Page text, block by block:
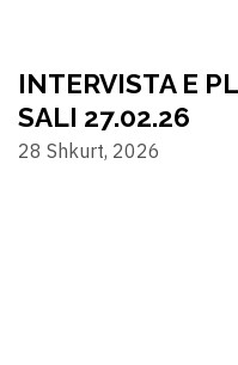
INTERVISTA E
SALI 27.02.26
28 Shkurt, 2026